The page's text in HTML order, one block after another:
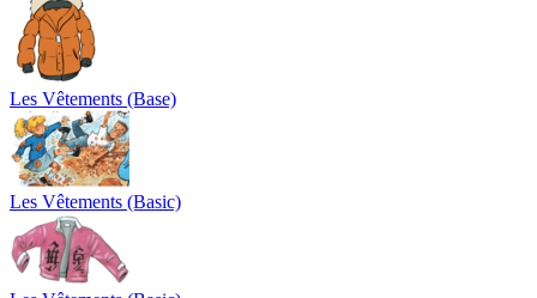
Les Vêtements (Base)
Les Vêtements (Basic)